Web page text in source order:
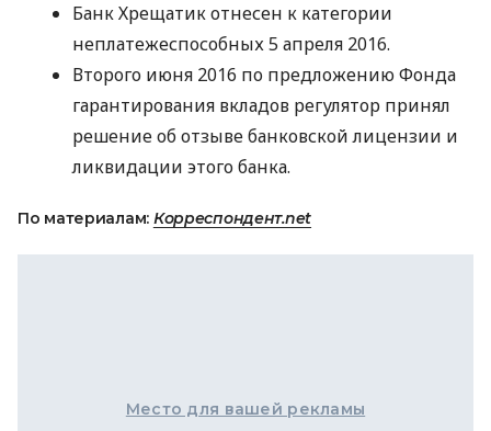
Банк Хрещатик отнесен к категории
неплатежеспособных 5 апреля 2016.
Второго июня 2016 по предложению Фонда
гарантирования вкладов регулятор принял
решение об отзыве банковской лицензии и
ликвидации этого банка.
По материалам: Корреспондент.net
Место для вашей рекламы